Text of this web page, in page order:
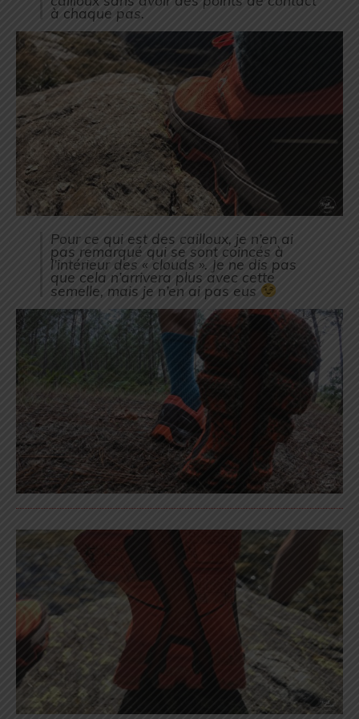
à chaque pas.
Pour ce qui est des cailloux, je n’en ai
pas remarqué qui se sont coincés à
l’intérieur des « clouds ». Je ne dis pas
que cela n’arrivera plus avec cette
semelle, mais je n’en ai pas eus